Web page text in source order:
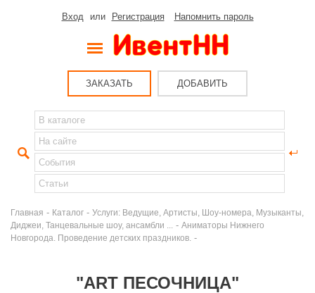
Вход или Регистрация Напомнить пароль
ЗАКАЗАТЬ ДОБАВИТЬ
Главная - Каталог - Услуги: Ведущие, Артисты, Шоу-номера, Музыканты,
Диджеи, Танцевальные шоу, ансамбли ...
- Аниматоры Нижнего
Новгорода. Проведение детских праздников. -
"АRT ПЕСОЧНИЦА"